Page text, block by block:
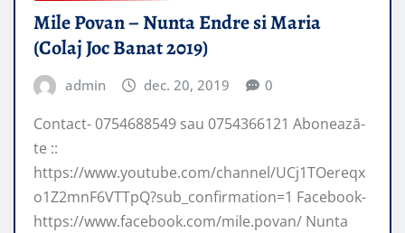
Mile Povan – Nunta Endre si Maria
(Colaj Joc Banat 2019)
admin dec. 20, 2019 0
Contact- 0754688549 sau 0754366121 Abonează-
te ::
https://www.youtube.com/channel/UCj1TOereqx
o1Z2mnF6VTTpQ?sub_confirmation=1 Facebook-
https://www.facebook.com/mile.povan/ Nunta